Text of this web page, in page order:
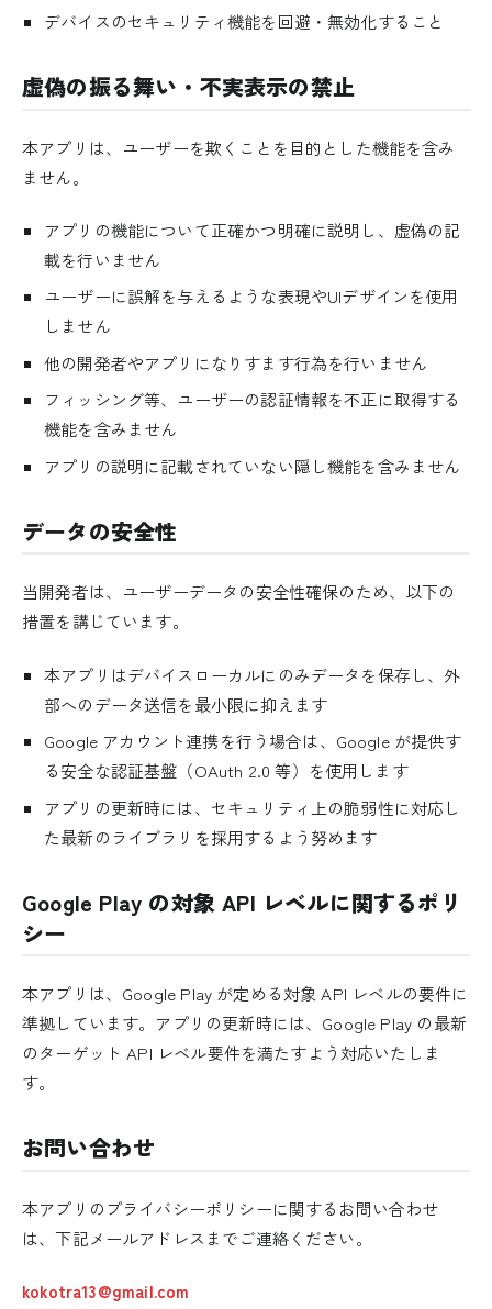
デバイスのセキュリティ機能を回避・無効化すること
虚偽の振る舞い・不実表示の禁止
本アプリは、ユーザーを欺くことを目的とした機能を含み
ません。
アプリの機能について正確かつ明確に説明し、虚偽の記
載を行いません
ユーザーに誤解を与えるような表現やUIデザインを使用
しません
他の開発者やアプリになりすます行為を行いません
フィッシング等、ユーザーの認証情報を不正に取得する
機能を含みません
アプリの説明に記載されていない隠し機能を含みません
データの安全性
当開発者は、ユーザーデータの安全性確保のため、以下の
措置を講じています。
本アプリはデバイスローカルにのみデータを保存し、外
部へのデータ送信を最小限に抑えます
Google アカウント連携を行う場合は、Google が提供す
る安全な認証基盤（OAuth 2.0 等）を使用します
アプリの更新時には、セキュリティ上の脆弱性に対応し
た最新のライブラリを採用するよう努めます
Google Play の対象 API レベルに関するポリ
シー
本アプリは、Google Play が定める対象 API レベルの要件に
準拠しています。アプリの更新時には、Google Play の最新
のターゲット API レベル要件を満たすよう対応いたしま
す。
お問い合わせ
本アプリのプライバシーポリシーに関するお問い合わせ
は、下記メールアドレスまでご連絡ください。
kokotra13@gmail.com